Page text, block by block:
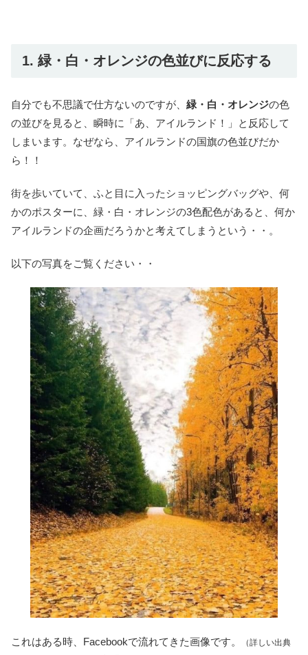
1. 緑・白・オレンジの色並びに反応する
自分でも不思議で仕方ないのですが、 緑・白・オレンジの色
の並びを見ると、瞬時に「あ、アイルランド！」と反応して
しまいます。なぜなら、アイルランドの国旗の色並びだか
ら！！
街を歩いていて、ふと目に入ったショッピングバッグや、何
かのポスターに、緑・白・オレンジの3色配色があると、何か
アイルランドの企画だろうかと考えてしまうという・・。
以下の写真をご覧ください・・
これはある時、Facebookで流れてきた画像です。
（詳しい出典